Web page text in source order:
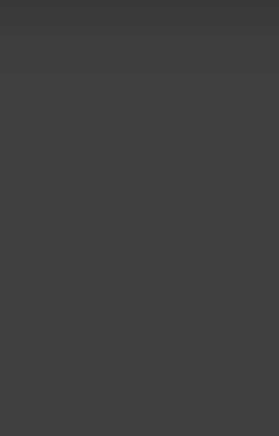
Deze partners kunnen
verzameld op basis van uw